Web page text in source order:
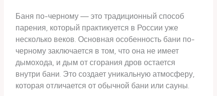
Баня по-черному — это традиционный способ
парения, который практикуется в России уже
несколько веков. Основная особенность бани по-
черному заключается в том, что она не имеет
дымохода, и дым от сгорания дров остается
внутри бани. Это создает уникальную атмосферу,
которая отличается от обычной бани или сауны.